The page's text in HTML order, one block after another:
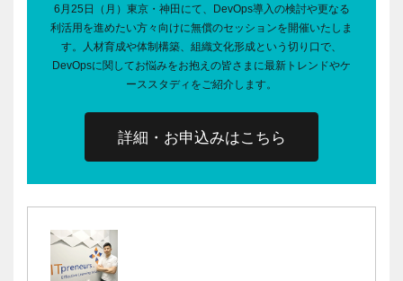
6月25日（月）東京・神田にて、DevOps導入の検討や更なる
利活用を進めたい方々向けに無償のセッションを開催いたしま
す。人材育成や体制構築、組織文化形成という切り口で、
DevOpsに関してお悩みをお抱えの皆さまに最新トレンドやケ
ーススタディをご紹介します。
詳細・お申込みはこちら